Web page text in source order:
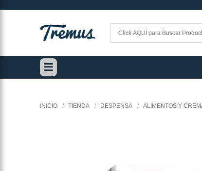
INICIO / TIENDA / DESPENSA / ALIMENTOS Y